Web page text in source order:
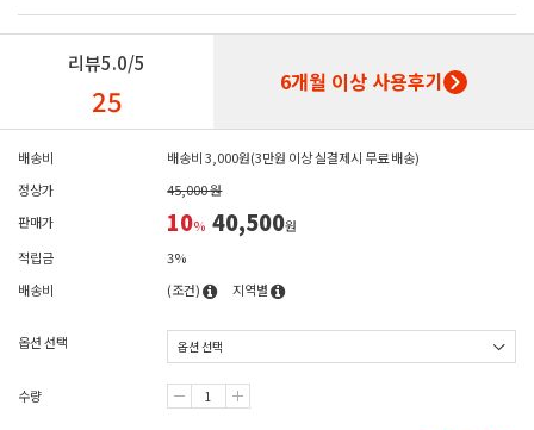
리뷰5.0/5
25 6개월 이상 사용후기
배송비
배송비 3,000원(3만원 이상 실결제시 무료 배송)
정상가
45,000 원
판매가
10% 40,500원
적립금
3%
배송비
(조건) 지역별
옵션 선택
수량